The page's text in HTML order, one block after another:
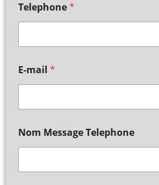
Telephone*
E-mail *
Nom Message Telephone